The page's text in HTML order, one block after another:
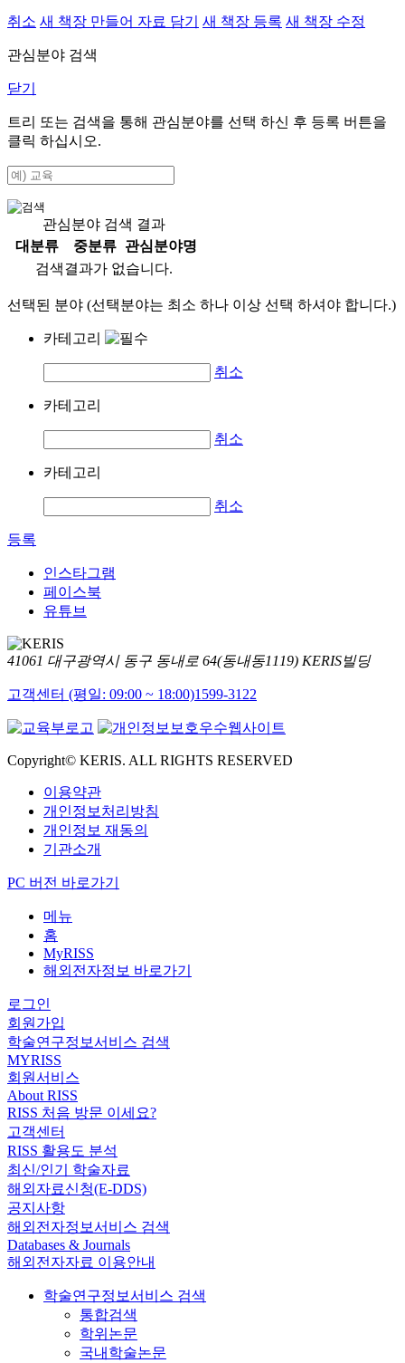
취소 새 책장 만들어 자료 담기 새 책장 등록 새 책장 수정
관심분야 검색
닫기
트리 또는 검색을 통해 관심분야를 선택 하신 후 등록 버튼을
클릭 하십시오.
관심분야 검색 결과
대분류
중분류
관심분야명
검색결과가 없습니다.
선택된 분야 (선택분야는 최소 하나 이상 선택 하셔야 합니다.)
카테고리
취소
카테고리
취소
카테고리
취소
등록
인스타그램
페이스북
유튜브
41061 대구광역시 동구 동내로 64(동내동1119) KERIS빌딩
고객센터 (평일: 09:00 ~ 18:00)1599-3122
Copyright© KERIS. ALL RIGHTS RESERVED
이용약관
개인정보처리방침
개인정보 재동의
기관소개
PC 버전 바로가기
메뉴
홈
MyRISS
해외전자정보 바로가기
로그인
회원가입
학술연구정보서비스 검색
MYRISS
회원서비스
About RISS
RISS 처음 방문 이세요?
고객센터
RISS 활용도 분석
최신/인기 학술자료
해외자료신청(E-DDS)
공지사항
해외전자정보서비스 검색
Databases & Journals
해외전자자료 이용안내
학술연구정보서비스 검색
통합검색
학위논문
국내학술논문